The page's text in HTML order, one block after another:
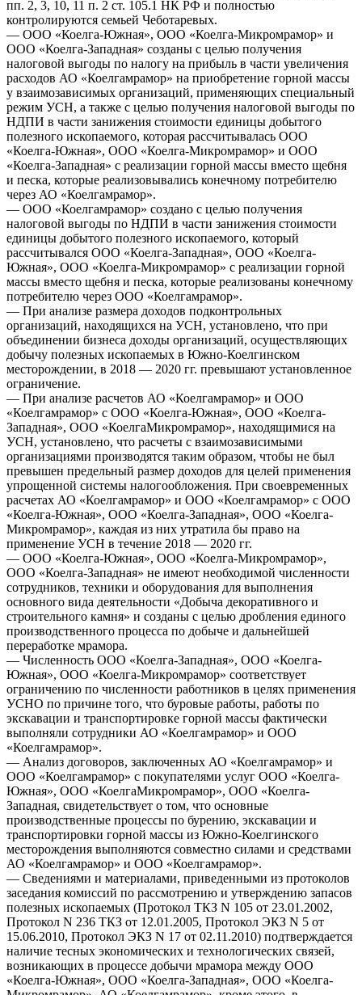
пп. 2, 3, 10, 11 п. 2 ст. 105.1 НК РФ и полностью
контролируются семьей Чеботаревых.
— ООО «Коелга-Южная», ООО «Коелга-Микромрамор» и
ООО «Коелга-Западная» созданы с целью получения
налоговой выгоды по налогу на прибыль в части увеличения
расходов АО «Коелгамрамор» на приобретение горной массы
у взаимозависимых организаций, применяющих специальный
режим УСН, а также с целью получения налоговой выгоды по
НДПИ в части занижения стоимости единицы добытого
полезного ископаемого, которая рассчитывалась ООО
«Коелга-Южная», ООО «Коелга-Микромрамор» и ООО
«Коелга-Западная» с реализации горной массы вместо щебня
и песка, которые реализовывались конечному потребителю
через АО «Коелгамрамор».
— ООО «Коелгамрамор» создано с целью получения
налоговой выгоды по НДПИ в части занижения стоимости
единицы добытого полезного ископаемого, который
рассчитывался ООО «Коелга-Западная», ООО «Коелга-
Южная», ООО «Коелга-Микромрамор» с реализации горной
массы вместо щебня и песка, которые реализованы конечному
потребителю через ООО «Коелгамрамор».
— При анализе размера доходов подконтрольных
организаций, находящихся на УСН, установлено, что при
объединении бизнеса доходы организаций, осуществляющих
добычу полезных ископаемых в Южно-Коелгинском
месторождении, в 2018 — 2020 гг. превышают установленное
ограничение.
— При анализе расчетов АО «Коелгамрамор» и ООО
«Коелгамрамор» с ООО «Коелга-Южная», ООО «Коелга-
Западная», ООО «КоелгаМикромрамор», находящимися на
УСН, установлено, что расчеты с взаимозависимыми
организациями производятся таким образом, чтобы не был
превышен предельный размер доходов для целей применения
упрощенной системы налогообложения. При своевременных
расчетах АО «Коелгамрамор» и ООО «Коелгамрамор» с ООО
«Коелга-Южная», ООО «Коелга-Западная», ООО «Коелга-
Микромрамор», каждая из них утратила бы право на
применение УСН в течение 2018 — 2020 гг.
— ООО «Коелга-Южная», ООО «Коелга-Микромрамор»,
ООО «Коелга-Западная» не имеют необходимой численности
сотрудников, техники и оборудования для выполнения
основного вида деятельности «Добыча декоративного и
строительного камня» и созданы с целью дробления единого
производственного процесса по добыче и дальнейшей
переработке мрамора.
— Численность ООО «Коелга-Западная», ООО «Коелга-
Южная», ООО «Коелга-Микромрамор» соответствует
ограничению по численности работников в целях применения
УСНО по причине того, что буровые работы, работы по
экскавации и транспортировке горной массы фактически
выполняли сотрудники АО «Коелгамрамор» и ООО
«Коелгамрамор».
— Анализ договоров, заключенных АО «Коелгамрамор» и
ООО «Коелгамрамор» с покупателями услуг ООО «Коелга-
Южная», ООО «КоелгаМикромрамор», ООО «Коелга-
Западная, свидетельствует о том, что основные
производственные процессы по бурению, экскавации и
транспортировки горной массы из Южно-Коелгинского
месторождения выполняются совместно силами и средствами
АО «Коелгамрамор» и ООО «Коелгамрамор».
— Сведениями и материалами, приведенными из протоколов
заседания комиссий по рассмотрению и утверждению запасов
полезных ископаемых (Протокол ТКЗ N 105 от 23.01.2002,
Протокол N 236 ТКЗ от 12.01.2005, Протокол ЭКЗ N 5 от
15.06.2010, Протокол ЭКЗ N 17 от 02.11.2010) подтверждается
наличие тесных экономических и технологических связей,
возникающих в процессе добычи мрамора между ООО
«Коелга-Южная», ООО «Коелга-Западная», ООО «Коелга-